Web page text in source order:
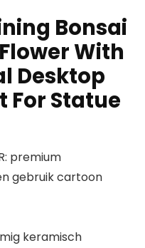
Bonsai
With
Desktop
For Statue
premium
gebruik cartoon
keramisch